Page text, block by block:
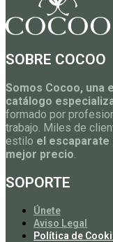
SOBRE COCOO
Somos Cocoo, una
catálogo
formado por
trabajo. Miles de
estilo el escaparate
mejor precio.
SOPORTE
Únete
Aviso Legal
Política de